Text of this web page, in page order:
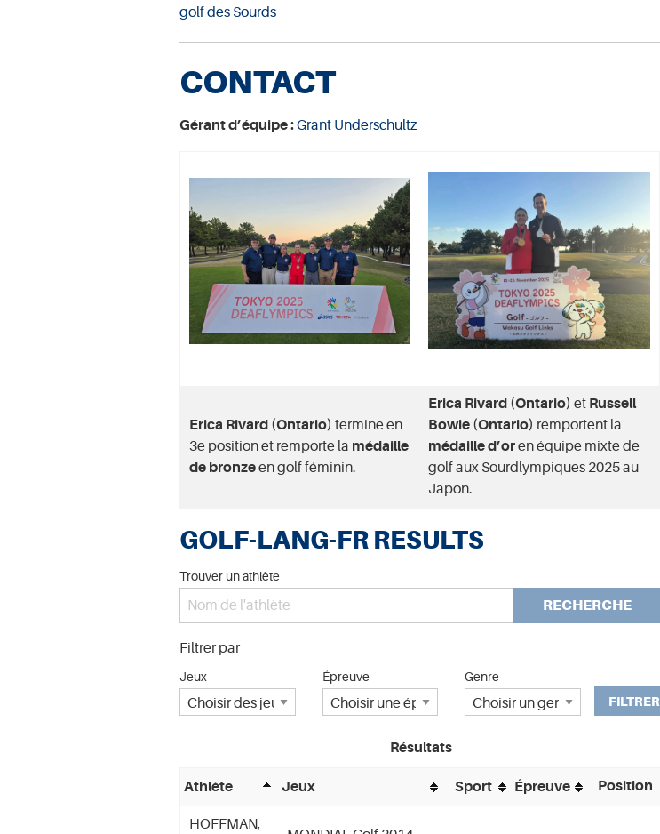
golf des Sourds
CONTACT
Gérant d’équipe :Grant Underschultz
Erica Rivard (Ontario) termine en
3e position et remporte la médaille
de bronzeen golf féminin.
Erica Rivard (Ontario) et Russell
Bowie (Ontario) remportent la
médaille d’oren équipe mixte de
golf aux Sourdlympiques 2025 au
Japon.
GOLF-LANG-FR RESULTS
Trouver un athlète
RECHERCHE
Filtrer par
Jeux Épreuve
Genre
FILTRER
Résultats
Athlète Jeux Sport Épreuve Position
HOFFMAN,